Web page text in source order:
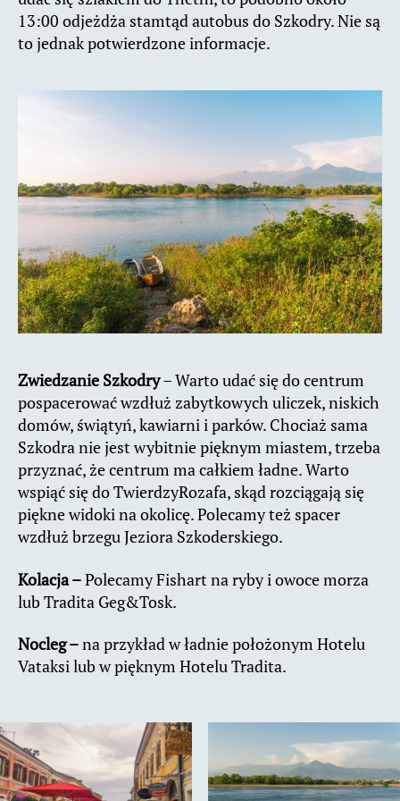
13:00 odjeżdża stamtąd autobus do Szkodry. Nie są
to jednak potwierdzone informacje.
Zwiedzanie Szkodry– Warto udać się do centrum
pospacerować wzdłuż zabytkowych uliczek, niskich
domów, świątyń, kawiarni i parków. Chociaż sama
Szkodra nie jest wybitnie pięknym miastem, trzeba
przyznać, że centrum ma całkiem ładne. Warto
wspiąć się do TwierdzyRozafa, skąd rozciągają się
piękne widoki na okolicę. Polecamy też spacer
wzdłuż brzegu Jeziora Szkoderskiego.
Kolacja –Polecamy Fishart na ryby i owoce morza
lub Tradita Geg&Tosk.
Nocleg –na przykład w ładnie położonym Hotelu
Vataksi lub w pięknym Hotelu Tradita.